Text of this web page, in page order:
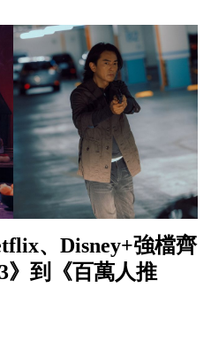
、Disney+強檔齊
》到《百萬人推